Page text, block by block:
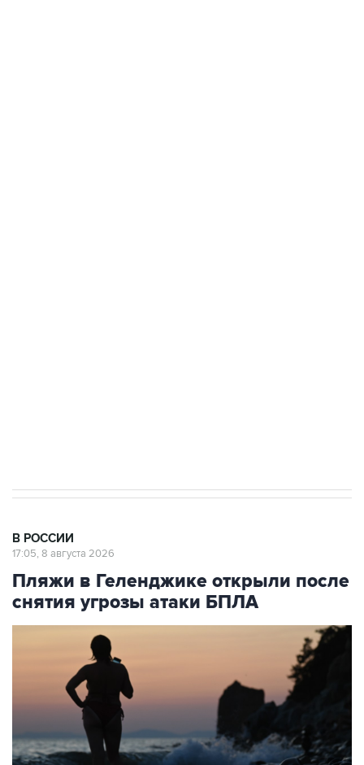
В РОССИИ
17:05, 8 августа 2026
Пляжи в Геленджике открыли после
снятия угрозы атаки БПЛА